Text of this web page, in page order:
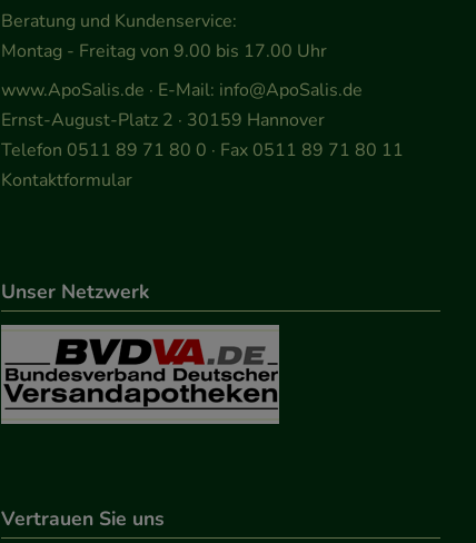
Beratung und Kundenservice:
Montag - Freitag von 9.00 bis 17.00 Uhr
www.ApoSalis.de · E-Mail: info@ApoSalis.de
Ernst-August-Platz 2 · 30159 Hannover
Telefon 0511 89 71 80 0 · Fax 0511 89 71 80 11
Kontaktformular
Unser Netzwerk
Vertrauen Sie uns